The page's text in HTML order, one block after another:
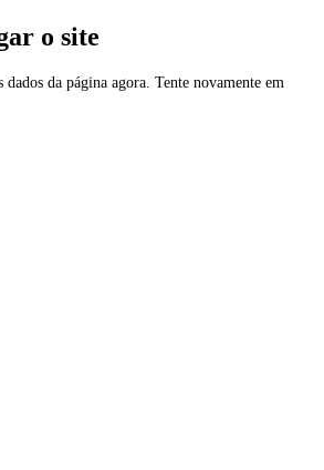
o site
da página agora. Tente novamente em